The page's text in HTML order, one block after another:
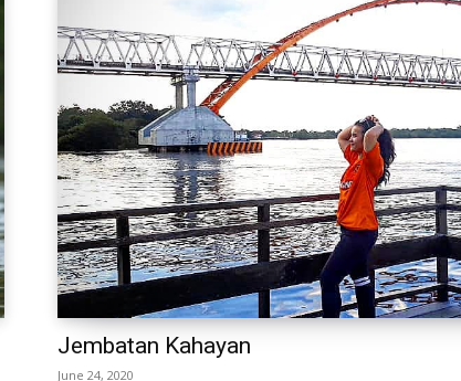
Jembatan Kahayan
June 24, 2020